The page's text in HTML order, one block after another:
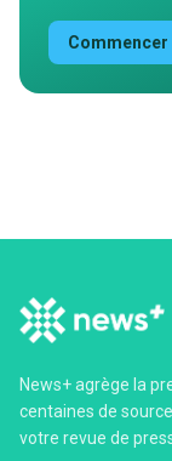
Commencer
News+ agrège la
centaines de
votre revue de